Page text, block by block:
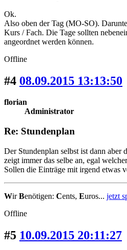
Ok.
Also oben der Tag (MO-SO).
Kurs / Fach. Die Tage sollten
angeordnet werden können.
Offline
#4 08.09.2015 13:13:50
florian
Administrator
Re: Stundenplan
Der Stundenplan selbst ist dann aber
zeigt immer das selbe an, egal
Sollen die Einträge mit irgend etwas
WirBenötigen: Cents, Euros... jetzt
Offline
#5 10.09.2015 20:11:27